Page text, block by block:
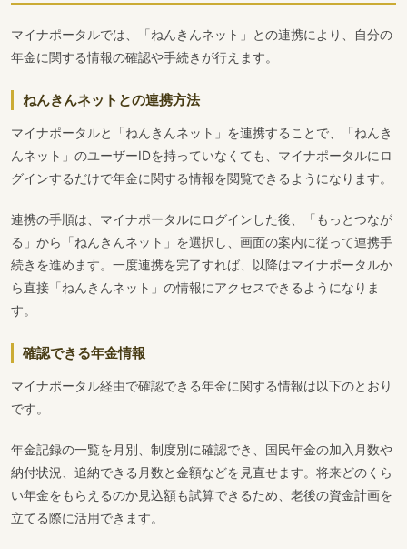
マイナポータルでは、「ねんきんネット」との連携により、自分の
年金に関する情報の確認や手続きが行えます。
ねんきんネットとの連携方法
マイナポータルと「ねんきんネット」を連携することで、「ねんき
んネット」のユーザーIDを持っていなくても、マイナポータルにロ
グインするだけで年金に関する情報を閲覧できるようになります。
連携の手順は、マイナポータルにログインした後、「もっとつなが
る」から「ねんきんネット」を選択し、画面の案内に従って連携手
続きを進めます。一度連携を完了すれば、以降はマイナポータルか
ら直接「ねんきんネット」の情報にアクセスできるようになりま
す。
確認できる年金情報
マイナポータル経由で確認できる年金に関する情報は以下のとおり
です。
年金記録の一覧を月別、制度別に確認でき、国民年金の加入月数や
納付状況、追納できる月数と金額などを見直せます。将来どのくら
い年金をもらえるのか見込額も試算できるため、老後の資金計画を
立てる際に活用できます。